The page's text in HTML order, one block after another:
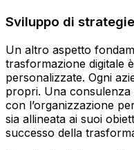
Sviluppo di
Un altro aspetto
trasformazione digitale
personalizzate. Ogni
propri. Una
con l’organizzazione
sia allineata ai suoi
successo della